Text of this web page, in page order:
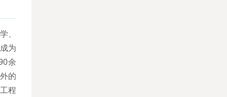
、
为
余
的
程